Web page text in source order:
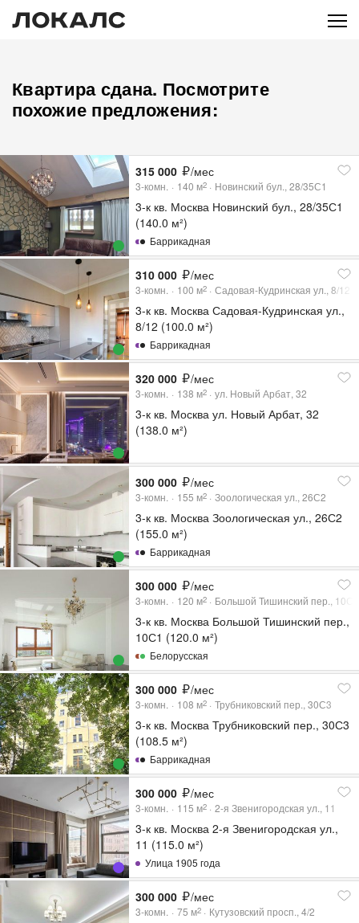
Квартира сдана. Посмотрите
похожие предложения:
315 000 /мес
3-комн. 140 м2 Новинский бул., 28/35С1
3-к кв. Москва Новинский бул., 28/35С1
(140.0 м²)
Баррикадная
310 000 /мес
3-комн. 100 м2 Садовая-Кудринская ул., 8/12
3-к кв. Москва Садовая-Кудринская ул.,
8/12 (100.0 м²)
Баррикадная
320 000 /мес
3-комн. 138 м2 ул. Новый Арбат, 32
3-к кв. Москва ул. Новый Арбат, 32
(138.0 м²)
300 000 /мес
3-комн. 155 м2 Зоологическая ул., 26С2
3-к кв. Москва Зоологическая ул., 26С2
(155.0 м²)
Баррикадная
300 000 /мес
3-комн. 120 м2 Большой Тишинский пер., 10С1
3-к кв. Москва Большой Тишинский пер.,
10С1 (120.0 м²)
Белорусская
300 000 /мес
3-комн. 108 м2 Трубниковский пер., 30С3
3-к кв. Москва Трубниковский пер., 30С3
(108.5 м²)
Баррикадная
300 000 /мес
3-комн. 115 м2 2-я Звенигородская ул., 11
3-к кв. Москва 2-я Звенигородская ул.,
11 (115.0 м²)
Улица 1905 года
300 000 /мес
3-комн. 75 м2 Кутузовский просп., 4/2